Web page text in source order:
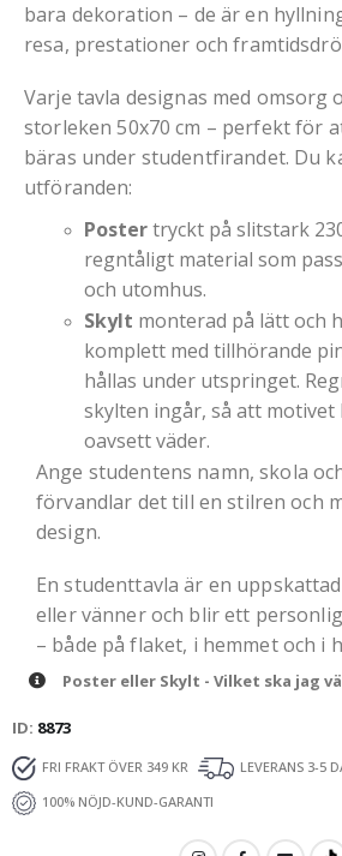
bara dekoration – de är en
resa, prestationer och
Varje tavla designas med omsorg
storleken 50x70 cm – perfekt för
bäras under studentfirandet. Du
utföranden:
Postertryckt på slitstark
regntåligt material som
och utomhus.
Skylt monterad på lätt och
komplett med tillhörande
hållas under utspringet.
skylten ingår, så att
oavsett väder.
Ange studentens namn, skola
förvandlar det till en stilren och
design.
En studenttavla är en
eller vänner och blir ett
– både på flaket, i hemmet och i
Poster eller Skylt - Vilket ska jag
ID 8873
FRI FRAKT ÖVER 349 KR
LEVERANS 3-5
100% NÖJD-KUND-GARANTI